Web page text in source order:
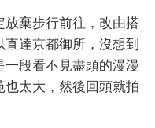
棄步行前往，改由搭
達京都御所，沒想到
段看不見盡頭的漫漫
太大，然後回頭就拍